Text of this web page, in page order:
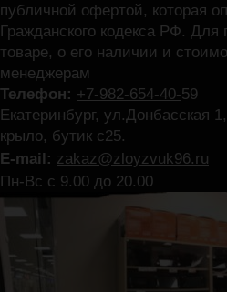
публичной офертой, которая
Гражданского кодекса РФ.
товаре, о его наличии и
менеджерам
Телефон: +7-982-654-40-59
Екатеринбург, ул.Донбасская
крыло, бутик с25.
E-mail: zakaz@zloyzvuk96.ru
Пн-Вс с 9.00 до 20.00